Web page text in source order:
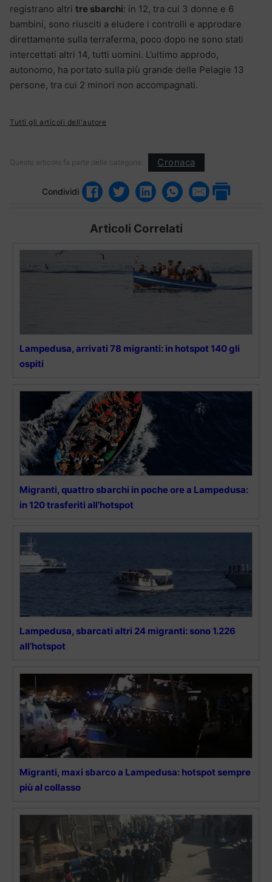
registrano altri tre sbarchi: in 12, tra cui 3 donne e 6
bambini, sono riusciti a eludere i controlli e approdare
direttamente sulla terraferma, poco dopo ne sono stati
intercettati altri 14, tutti uomini. L’ultimo approdo,
autonomo, ha portato sulla più grande delle Pelagie 13
persone, tra cui 2 minori non accompagnati.
Tutti gli articoli dell'autore
Questo articolo fa parte delle categorie: Cronaca
Condividi
Articoli Correlati
Lampedusa, arrivati 78 migranti: in hotspot 140 gli
ospiti
Migranti, quattro sbarchi in poche ore a Lampedusa:
in 120 trasferiti all’hotspot
Lampedusa, sbarcati altri 24 migranti: sono 1.226
all’hotspot
Migranti, maxi sbarco a Lampedusa: hotspot sempre
più al collasso